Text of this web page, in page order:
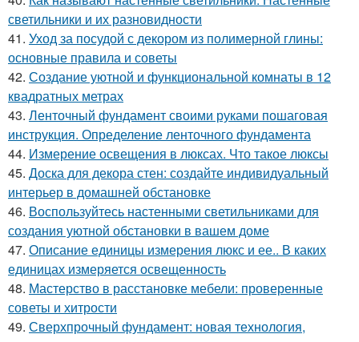
светильники и их разновидности
41. Уход за посудой с декором из полимерной глины:
основные правила и советы
42. Создание уютной и функциональной комнаты в 12
квадратных метрах
43. Ленточный фундамент своими руками пошаговая
инструкция. Определение ленточного фундамента
44. Измерение освещения в люксах. Что такое люксы
45. Доска для декора стен: создайте индивидуальный
интерьер в домашней обстановке
46. Воспользуйтесь настенными светильниками для
создания уютной обстановки в вашем доме
47. Описание единицы измерения люкс и ее.. В каких
единицах измеряется освещенность
48. Мастерство в расстановке мебели: проверенные
советы и хитрости
49. Сверхпрочный фундамент: новая технология,